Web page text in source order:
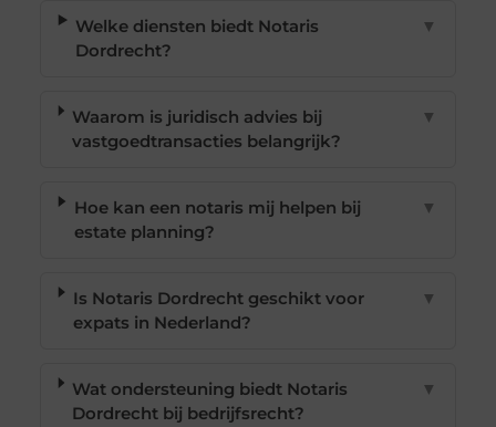
Welke diensten biedt Notaris
Dordrecht?
▼
Waarom is juridisch advies bij
vastgoedtransacties belangrijk?
▼
Hoe kan een notaris mij helpen bij
estate planning?
▼
Is Notaris Dordrecht geschikt voor
expats in Nederland?
▼
Wat ondersteuning biedt Notaris
Dordrecht bij bedrijfsrecht?
▼